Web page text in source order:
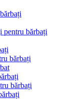
pentru bărbați
bărbați
bărbați